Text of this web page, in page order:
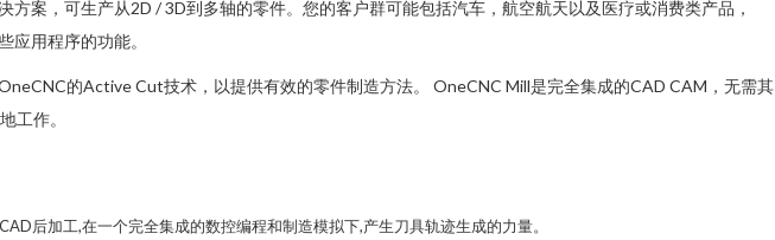
方案，可生产从2D / 3D到多轴的零件。您的客户群可能包括汽车，航空航天以及医疗或消费类产品，
应用程序的功能。
的Active Cut技术，以提供有效的零件制造方法。 OneCNC Mill是完全集成的CAD CAM，无需其
工作。
后加工,在一个完全集成的数控编程和制造模拟下,产生刀具轨迹生成的力量。